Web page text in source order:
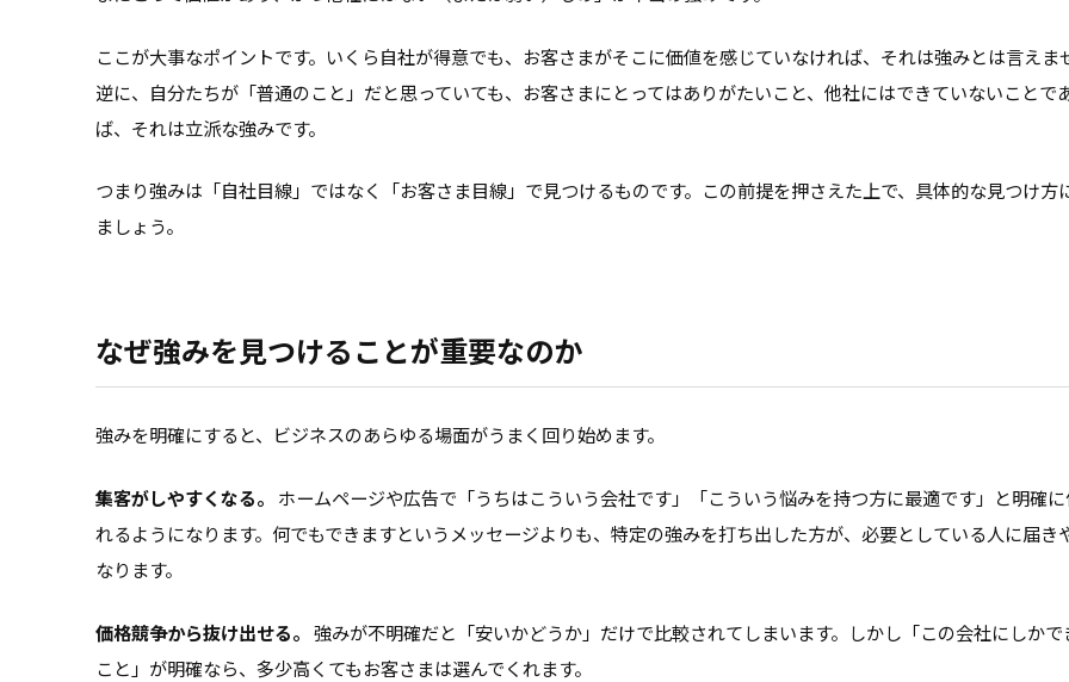
ここが大事なポイントです。いくら自社が得意でも、お客さまがそこに価値を感じていなければ、それは強みとは言えま
逆に、自分たちが「普通のこと」だと思っていても、お客さまにとってはありがたいこと、他社にはできていないことで
ば、それは立派な強みです。
つまり強みは「自社目線」ではなく「お客さま目線」で見つけるものです。この前提を押さえた上で、具体的な見つけ方
ましょう。
なぜ強みを見つけることが重要なのか
強みを明確にすると、ビジネスのあらゆる場面がうまく回り始めます。
集客がしやすくなる。 ホームページや広告で「うちはこういう会社です」「こういう悩みを持つ方に最適です」と明確に
れるようになります。何でもできますというメッセージよりも、特定の強みを打ち出した方が、必要としている人に届き
なります。
価格競争から抜け出せる。 強みが不明確だと「安いかどうか」だけで比較されてしまいます。しかし「この会社にしかで
こと」が明確なら、多少高くてもお客さまは選んでくれます。